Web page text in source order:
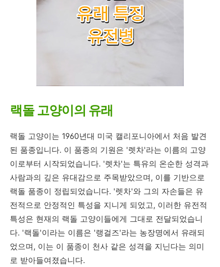
랙돌 고양이의 유래
랙돌 고양이는 1960년대 미국 캘리포니아에서 처음 발견
된 품종입니다. 이 품종의 기원은 '렛차'라는 이름의 고양
이로부터 시작되었습니다. '렛차'는 특유의 온순한 성격과
사람과의 깊은 유대감으로 주목받았으며, 이를 기반으로
랙돌 품종이 정립되었습니다. '렛차'와 그의 자손들은 유
전적으로 안정적인 특성을 지니게 되었고, 이러한 유전적
특성은 현재의 랙돌 고양이들에게 그대로 전달되었습니
다. '랙돌'이라는 이름은 '랭걸즈'라는 농장명에서 유래되
었으며, 이는 이 품종이 천사 같은 성격을 지닌다는 의미
로 받아들여졌습니다.